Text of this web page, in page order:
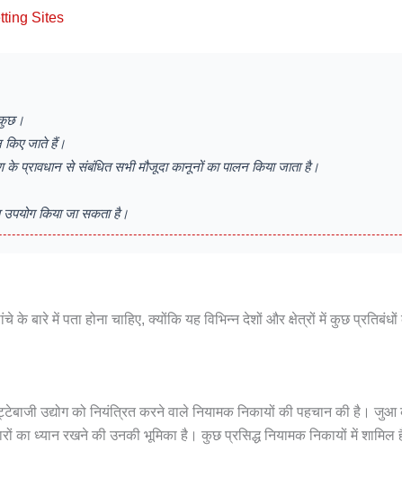
Sites
किए जाते हैं।
के प्रावधान से संबंधित सभी मौजूदा कानूनों का पालन किया जाता है।
किया जा सकता है।
बारे में पता होना चाहिए, क्योंकि यह विभिन्न देशों और क्षेत्रों में कुछ प्रतिबंधों
उद्योग को नियंत्रित करने वाले नियामक निकायों की पहचान की है। जुआ
ध्यान रखने की उनकी भूमिका है। कुछ प्रसिद्ध नियामक निकायों में शामिल